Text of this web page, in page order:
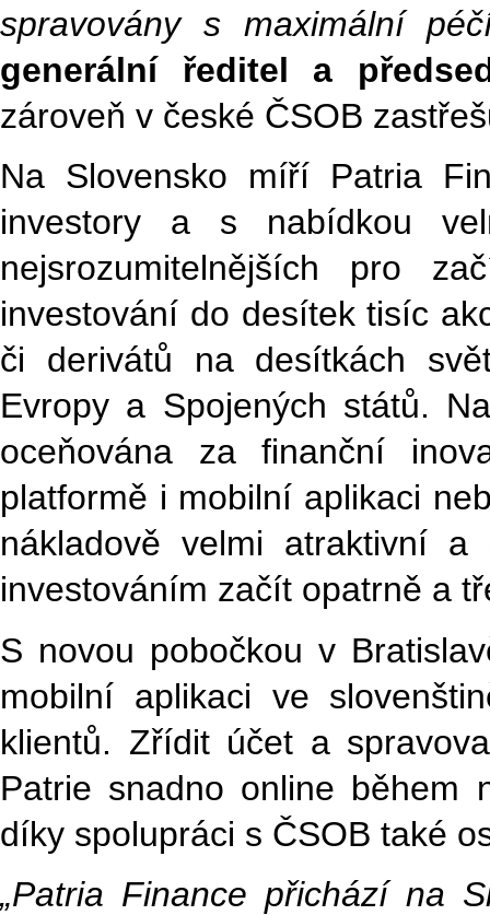
spravovány s maximální
generální ředitel a
zároveň v české ČSOB
Na Slovensko míří Patria
investory a s nabídkou
nejsrozumitelnějších pro
investování do desítek tisíc
či derivátů na desítkách
Evropy a Spojených států.
oceňována za finanční
platformě i mobilní aplikaci
nákladově velmi atraktivní
investováním začít opatrně a
S novou pobočkou v
mobilní aplikaci ve
klientů. Zřídit účet a
Patrie snadno online během
díky spolupráci s ČSOB také
„Patria Finance přichází na